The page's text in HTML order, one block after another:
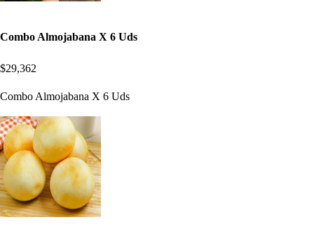
Combo Almojabana X 6 Uds
$29,362
Combo Almojabana X 6 Uds